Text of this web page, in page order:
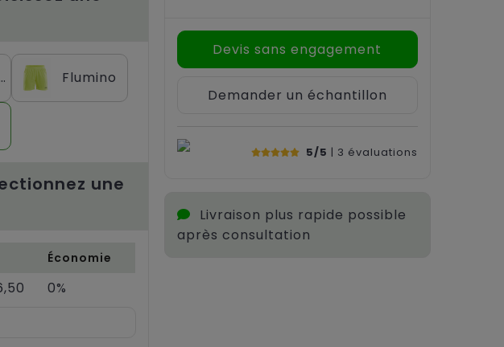
Craft Green Flumino
une
Économie
0%
Devis sans engagement
Demander un échantillon
5/5 | 3 évaluations
Livraison plus rapide possible
après consultation